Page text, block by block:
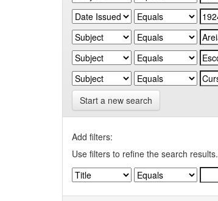
Start a new search
Add filters:
Use filters to refine the search results.